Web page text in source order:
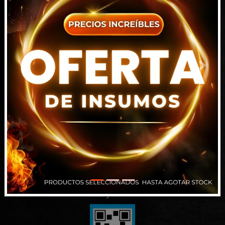
Previous Next
7815 NW 15TH ST DORAL FL 33126-1109
Florida, EEUU
+1 786 698 9101
ventas1@intrahard.com
Alsina 829, Paraná
Entre Ríos
343 509-7450
info@intrahard.com
Santa Fe (Punto Picking)
343 509-7450
ventas2@intrahard.com
Términos y Condiciones